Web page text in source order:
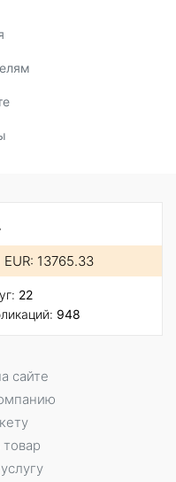
EUR: 13765.33
22
948
сайте